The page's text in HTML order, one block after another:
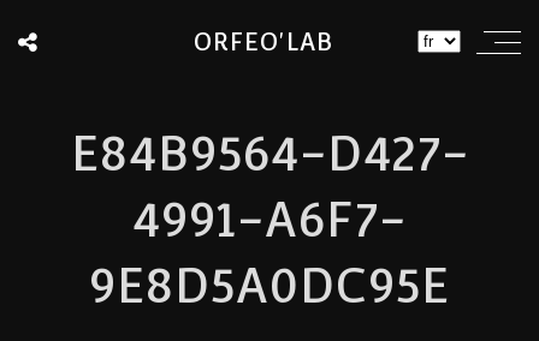
ORFEO'LAB
E84B9564-D427-
4991-A6F7-
9E8D5A0DC95E